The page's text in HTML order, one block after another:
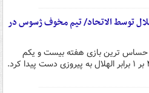
توسط الاتحاد/ تیم مخوف ژسوس در
حساس ترین بازی هفته بیست و یکم